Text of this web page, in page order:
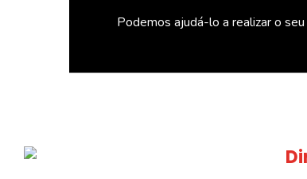
Podemos ajudá-lo a realizar o